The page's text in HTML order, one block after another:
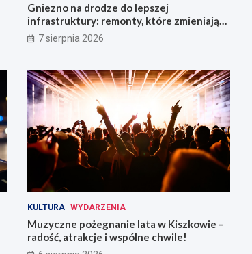
Gniezno na drodze do lepszej
infrastruktury: remonty, które zmieniają
miasto7 sierpnia 2026
KULTURA WYDARZENIA
Muzyczne pożegnanie lata w Kiszkowie –
radość, atrakcje i wspólne chwile!